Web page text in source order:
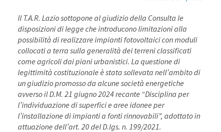
Il T.A.R. Lazio sottopone al giudizio della Consulta le
disposizioni di legge che introducono limitazioni alla
possibilità di realizzare impianti fotovoltaici con moduli
collocati a terra sulla generalità dei terreni classificati
come agricoli dai piani urbanistici. La questione di
legittimità costituzionale è stata sollevata nell’ambito di
un giudizio promosso da alcune società energetiche
avverso il D.M. 21 giugno 2024 recante “Disciplina per
l’individuazione di superfici e aree idonee per
l’installazione di impianti a fonti rinnovabili”, adottato in
attuazione dell’art. 20 del D.lgs. n. 199/2021.